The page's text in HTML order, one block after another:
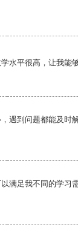
水平很高，让我能
遇到问题都能及时
满足我不同的学习